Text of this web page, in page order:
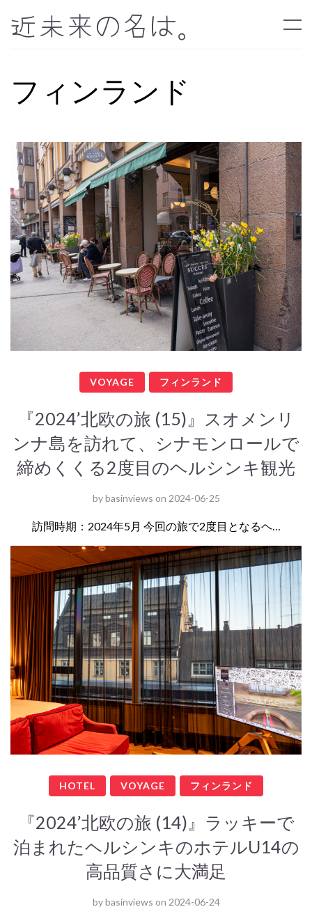
近未来の名は。
フィンランド
VOYAGE フィンランド
『2024’北欧の旅 (15)』スオメンリ
ンナ島を訪れて、シナモンロールで
締めくくる2度目のヘルシンキ観光
bybasinviews on 2024-06-25
訪問時期：2024年5月 今回の旅で2度目となるヘ…
HOTEL VOYAGE フィンランド
『2024’北欧の旅 (14)』ラッキーで
泊まれたヘルシンキのホテルU14の
高品質さに大満足
bybasinviews on 2024-06-24